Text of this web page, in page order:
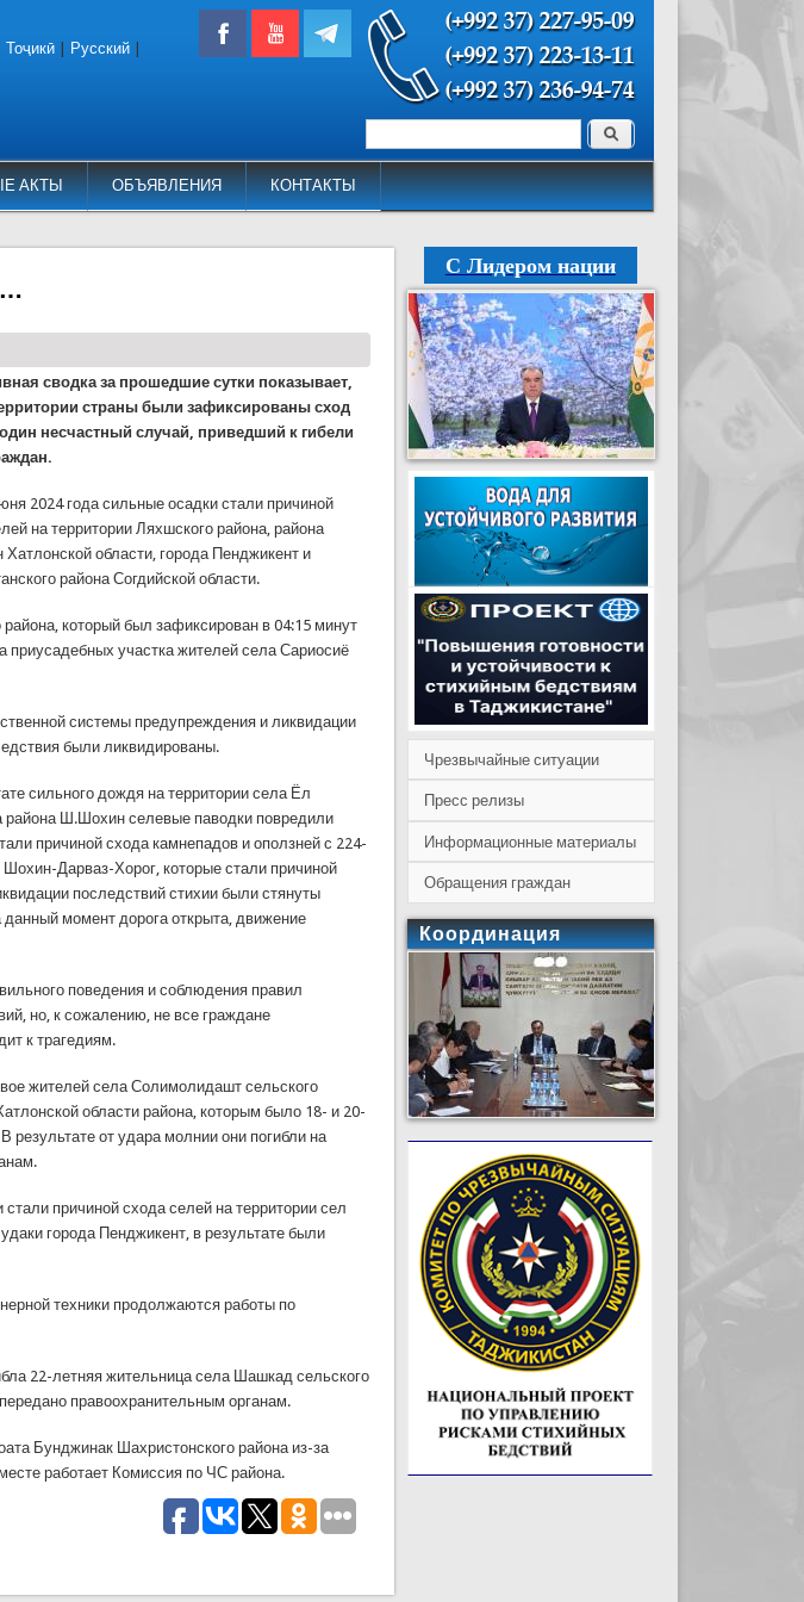
АКТЫ ОБЪЯВЛЕНИЯ КОНТАКТЫ
Форма поиска Поиск
Тоҷикӣ Русский
сводка за прошедшие сутки показывает,
страны были зафиксированы сход
несчастный случай, приведший к гибели
2024 года сильные осадки стали причиной
на территории Ляхшского района, района
области, города Пенджикент и
района Согдийской области.
который был зафиксирован в 04:15 минут
участка жителей села Сариосиё
системы предупреждения и ликвидации
были ликвидированы.
сильного дождя на территории села Ёл
Ш.Шохин селевые паводки повредили
причиной схода камнепадов и оползней с 224-
Дарваз-Хорог, которые стали причиной
последствий стихии были стянуты
момент дорога открыта, движение
поведения и соблюдения правил
но, к сожалению, не все граждане
к трагедиям.
жителей села Солимолидашт сельского
области района, которым было 18- и 20-
от удара молнии они погибли на
причиной схода селей на территории сел
города Пенджикент, в результате были
техники продолжаются работы по
22-летняя жительница села Шашкад сельского
правоохранительным органам.
Бунджинак Шахристонского района из-за
работает Комиссия по ЧС района.
С Лидером нации
Чрезвычайные ситуации
Пресс релизы
Информационные материалы
Обращения граждан
Координация